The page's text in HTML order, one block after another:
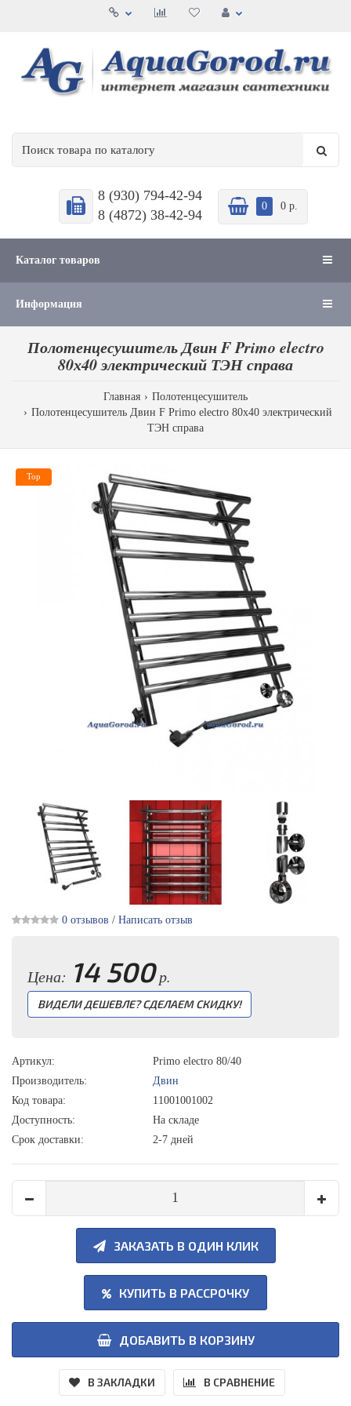
8 (930) 794-42-94
8 (4872) 38-42-94
0 0 р.
Каталог товаров
Информация
Полотенцесушитель Двин F Primo electro
80х40 электрический ТЭН справа
Главная
Полотенцесушитель
Полотенцесушитель Двин F Primo electro 80х40 электрический
ТЭН справа
Top
0 отзывов / Написать отзыв
Цена: 14 500р.
ВИДЕЛИ ДЕШЕВЛЕ? СДЕЛАЕМ СКИДКУ!
Артикул:
Primo electro 80/40
Производитель:
Двин
Код товара:
11001001002
Доступность:
На складе
Срок доставки:
2-7 дней
ЗАКАЗАТЬ В ОДИН КЛИК
КУПИТЬ В РАССРОЧКУ
ДОБАВИТЬ В КОРЗИНУ
В ЗАКЛАДКИ В СРАВНЕНИЕ